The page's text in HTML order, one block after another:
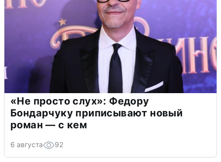
«Не просто слух»: Федору
Бондарчуку приписывают новый
роман — с кем
6 августа 92